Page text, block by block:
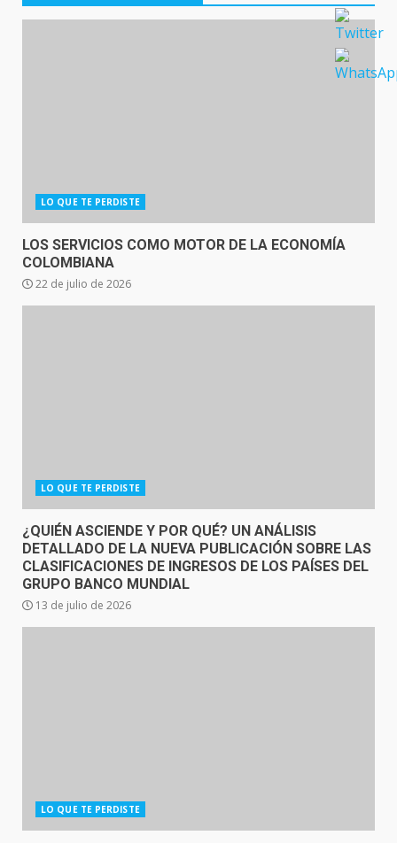
LO QUE TE PERDISTE
LOS SERVICIOS COMO MOTOR DE LA ECONOMÍA
COLOMBIANA
22 de julio de 2026
LO QUE TE PERDISTE
¿QUIÉN ASCIENDE Y POR QUÉ? UN ANÁLISIS
DETALLADO DE LA NUEVA PUBLICACIÓN SOBRE LAS
CLASIFICACIONES DE INGRESOS DE LOS PAÍSES DEL
GRUPO BANCO MUNDIAL
13 de julio de 2026
LO QUE TE PERDISTE